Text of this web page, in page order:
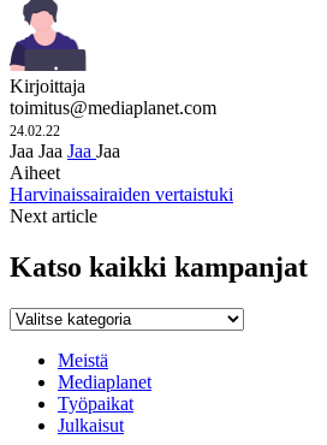
Kirjoittaja
toimitus@mediaplanet.com
24.02.22
Jaa Jaa Jaa Jaa
Aiheet
Harvinaissairaiden vertaistuki
Next article
Katso kaikki kampanjat
Katso
kampanjat
Meistä
Mediaplanet
Työpaikat
Julkaisut